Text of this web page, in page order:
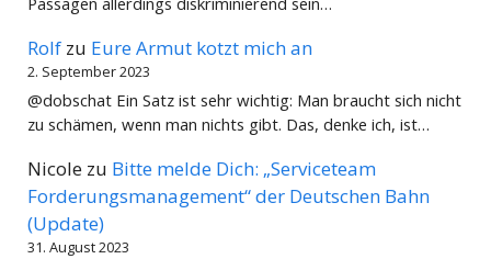
Rolf zu Eure Armut kotzt mich an
2. September 2023
@dobschat Ein Satz ist sehr wichtig: Man braucht sich nicht
zu schämen, wenn man nichts gibt. Das, denke ich, ist…
Nicole zu Bitte melde Dich: „Serviceteam
Forderungsmanagement“ der Deutschen Bahn
(Update)
31. August 2023